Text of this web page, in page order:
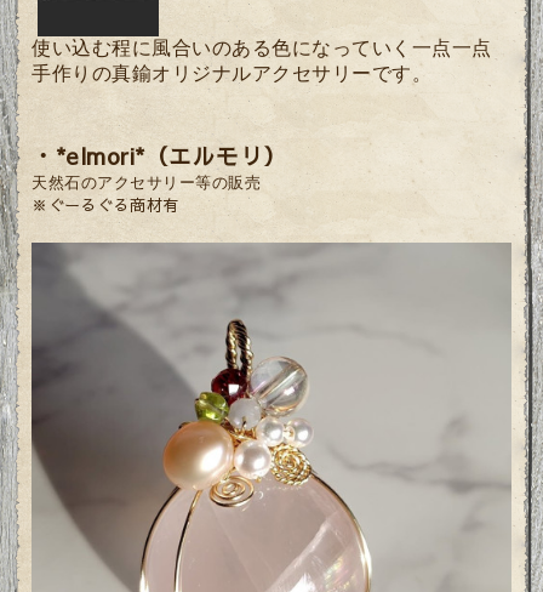
使い込む程に風合いのある色になっていく一点一点
手作りの真鍮オリジナルアクセサリーです。
・*elmori*（エルモリ）
天然石のアクセサリー等の販売
※ぐーるぐる商材有